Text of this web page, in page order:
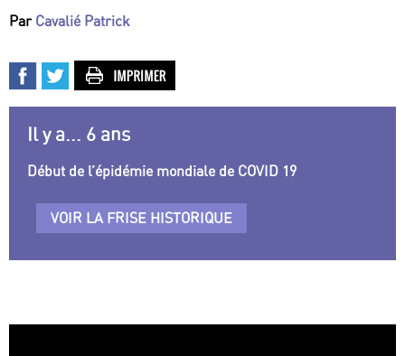
Par Cavalié Patrick
Il y a... 6 ans
Début de l’épidémie mondiale de COVID 19
VOIR LA FRISE HISTORIQUE